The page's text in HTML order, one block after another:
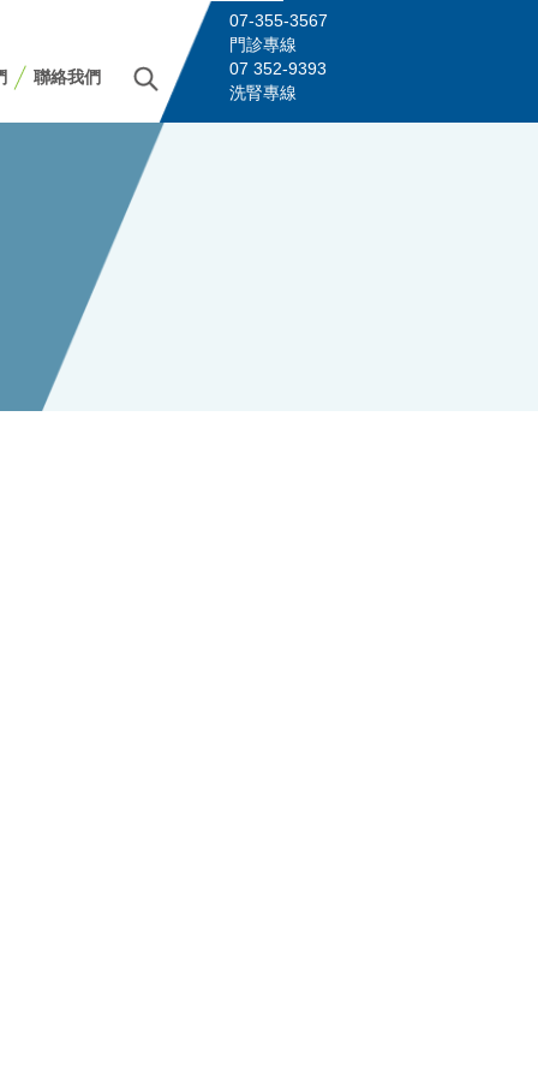
聯絡我們
07-355-3567
門診專線
07 352-9393
洗腎專線